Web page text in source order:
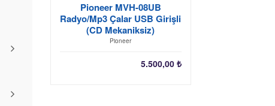
Pioneer MVH-08UB
Radyo/Mp3 Çalar USB Girişli
(CD Mekaniksiz)
Pioneer
5.500,00 ₺